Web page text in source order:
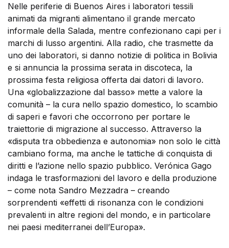
Nelle periferie di Buenos Aires i laboratori tessili
animati da migranti alimentano il grande mercato
informale della Salada, mentre confezionano capi per i
marchi di lusso argentini. Alla radio, che trasmette da
uno dei laboratori, si danno notizie di politica in Bolivia
e si annuncia la prossima serata in discoteca, la
prossima festa religiosa offerta dai datori di lavoro.
Una «globalizzazione dal basso» mette a valore la
comunità – la cura nello spazio domestico, lo scambio
di saperi e favori che occorrono per portare le
traiettorie di migrazione al successo. Attraverso la
«disputa tra obbedienza e autonomia» non solo le città
cambiano forma, ma anche le tattiche di conquista di
diritti e l’azione nello spazio pubblico. Verónica Gago
indaga le trasformazioni del lavoro e della produzione
– come nota Sandro Mezzadra – creando
sorprendenti «effetti di risonanza con le condizioni
prevalenti in altre regioni del mondo, e in particolare
nei paesi mediterranei dell’Europa».